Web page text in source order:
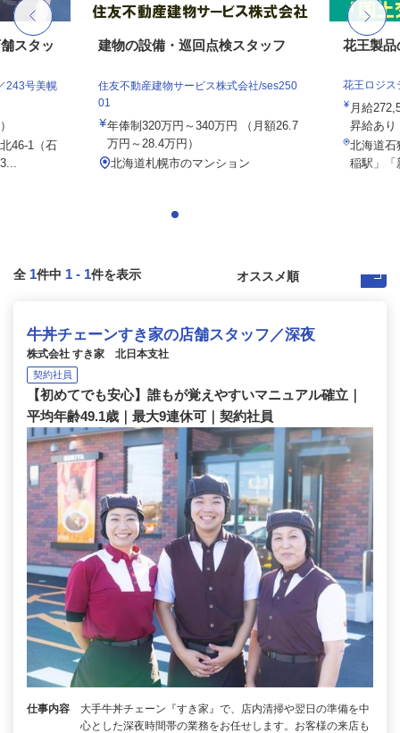
スタッ
243号美幌
46-1（石
建物の設備・巡回点検スタッフ
住友不動産建物サービス株式会社/ses250
01
年俸制320万円～340万円 （月額26.7
万円～28.4万円）
北海道札幌市のマンション
花王製品
花王ロジ
月給
昇給あ
北海道石
稲駅」
全 1件中 1 - 1件を表示
牛丼チェーンすき家の店舗スタッフ／深夜
株式会社 すき家 北日本支社
契約社員
【初めてでも安心】誰もが覚えやすいマニュアル確立｜
平均年齢49.1歳｜最大9連休可｜契約社員
仕事内容
大手牛丼チェーン『すき家』で、店内清掃や翌日の準備を中
心とした深夜時間帯の業務をお任せします。お客様の来店も